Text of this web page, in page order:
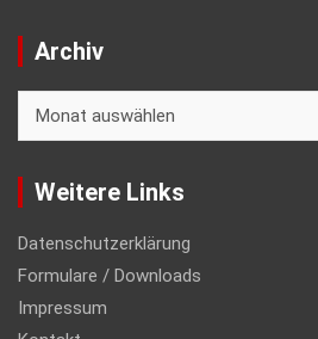
Archiv
Weitere Links
Datenschutzerklärung
Formulare / Downloads
Impressum